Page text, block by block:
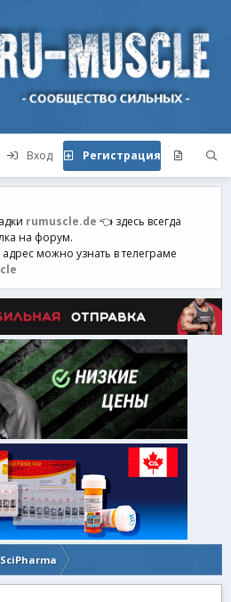
Вход Регистрация
rumuscle.de 👈 здесь всегда
на форум.
можно узнать в телеграме
SciPharma